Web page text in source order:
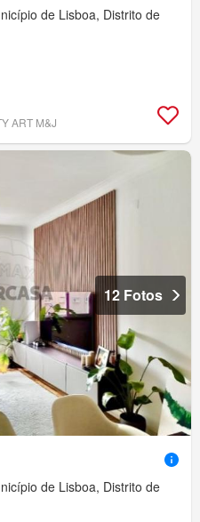
de Lisboa, Distrito de
ART M&J
12 Fotos
de Lisboa, Distrito de